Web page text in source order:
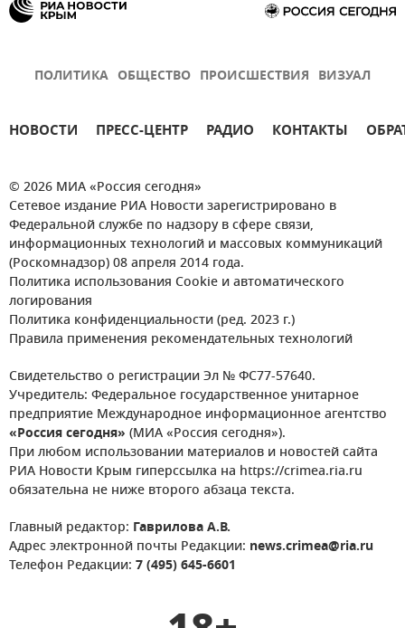
ПОЛИТИКА ОБЩЕСТВО ПРОИСШЕСТВИЯ ВИЗУАЛ
НОВОСТИ ПРЕСС-ЦЕНТР РАДИО КОНТАКТЫ
© 2026 МИА «Россия сегодня»
Сетевое издание РИА Новости зарегистрировано в
Федеральной службе по надзору в сфере связи,
информационных технологий и массовых коммуникаций
(Роскомнадзор) 08 апреля 2014 года.
Политика использования Cookie и автоматического
логирования
Политика конфиденциальности (ред. 2023 г.)
Правила применения рекомендательных технологий
Свидетельство о регистрации Эл № ФС77-57640.
Учредитель: Федеральное государственное унитарное
предприятие Международное информационное агентство
«Россия сегодня» (МИА «Россия сегодня»).
При любом использовании материалов и новостей сайта
РИА Новости Крым гиперссылка на https://crimea.ria.ru
обязательна не ниже второго абзаца текста.
Главный редактор: Гаврилова А.В.
Адрес электронной почты Редакции: news.crimea@ria.ru
Телефон Редакции: 7 (495) 645-6601